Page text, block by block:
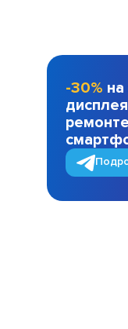
-30%
ремонте